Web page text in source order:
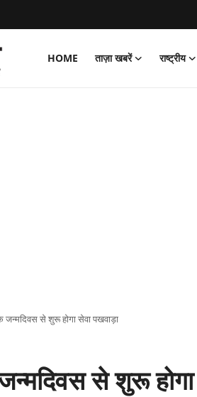
HOME ताज़ा खबरें राष्ट्रीय
जन्मदिवस से शुरू होगा सेवा पखवाड़ा
से शुरू